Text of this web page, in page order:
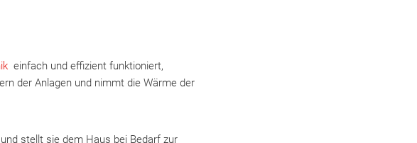
einfach und effizient funktioniert,
der Anlagen und nimmt die Wärme der
stellt sie dem Haus bei Bedarf zur